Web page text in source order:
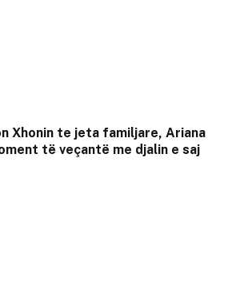
Xhonin te jeta familjare, Ariana
të veçantë me djalin e saj